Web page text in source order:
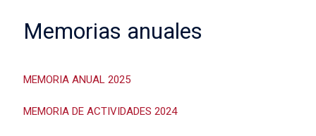
Memorias anuales
MEMORIA ANUAL 2025
MEMORIA DE ACTIVIDADES 2024